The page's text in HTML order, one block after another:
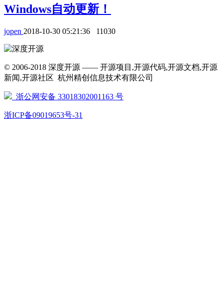
Windows自动更新！
jopen 2018-10-30 05:21:36 11030
© 2006-2018 深度开源 —— 开源项目,开源代码,开源文档,开源
新闻,开源社区 杭州精创信息技术有限公司
浙公网安备 33018302001163 号
浙ICP备09019653号-31